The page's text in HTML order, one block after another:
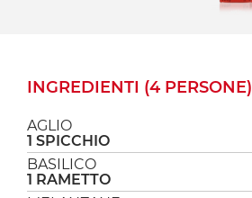
INGREDIENTI (4 PERSONE)
AGLIO
1 SPICCHIO
BASILICO
1 RAMETTO